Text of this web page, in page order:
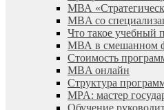
МВА
MBA со
Что такое
МВА в смешанном
Стоимость
MBA онлайн
Cтруктура
MPA: мастер
Обучение